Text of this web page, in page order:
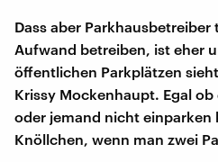
Dass aber
Aufwand betreiben, ist eher
öffentlichen Parkplätzen
Krissy Mockenhaupt. Egal
oder jemand nicht einparken
Knöllchen, wenn man zwei